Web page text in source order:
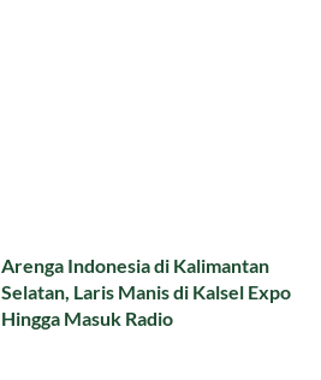
Arenga Indonesia di Kalimantan
Selatan, Laris Manis di Kalsel Expo
Hingga Masuk Radio